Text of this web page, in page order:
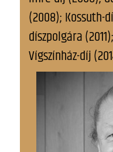
(2008); Kossuth-
díszpolgára
Vígszínház-díj